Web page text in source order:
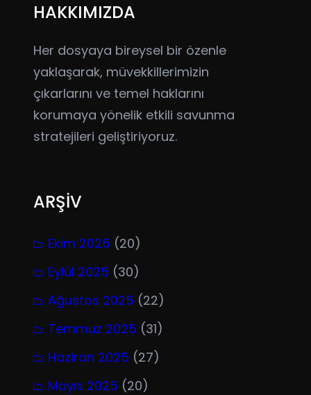
HAKKIMIZDA
Her dosyaya bireysel bir özenle
yaklaşarak, müvekkillerimizin
çıkarlarını ve temel haklarını
korumaya yönelik etkili savunma
stratejileri geliştiriyoruz.
ARŞİV
Ekim 2025 (20)
Eylül 2025 (30)
Ağustos 2025 (22)
Temmuz 2025 (31)
Haziran 2025 (27)
Mayıs 2025 (20)